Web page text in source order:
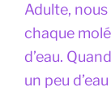
Adulte, nous
chaque
d’eau.
un peu